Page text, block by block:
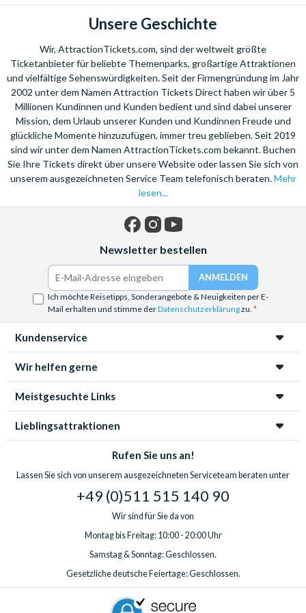
Unsere Geschichte
Wir, AttractionTickets.com, sind der weltweit größte
Ticketanbieter für beliebte Themenparks, großartige Attraktionen
und vielfältige Sehenswürdigkeiten. Seit der Firmengründung im Jahr
2002 unter dem Namen Attraction Tickets Direct haben wir über 5
Millionen Kundinnen und Kunden bedient und sind dabei unserer
Mission, dem Urlaub unserer Kunden und Kundinnen Freude und
glückliche Momente hinzuzufügen, immer treu geblieben. Seit 2019
sind wir unter dem Namen AttractionTickets.com bekannt. Buchen
Sie Ihre Tickets direkt über unsere Website oder lassen Sie sich von
unserem ausgezeichneten Service Team telefonisch beraten.Mehr
lesen...
Newsletter bestellen
Ich möchte Reisetipps, Sonderangebote & Neuigkeiten per E-
Mail erhalten und stimme derDatenschutzerklärungzu.
Kundenservice
Wir helfen gerne
Meistgesuchte Links
Lieblingsattraktionen
Rufen Sie uns an!
Lassen Sie sich von unserem ausgezeichneten Serviceteam beraten unter
+49 (0)511 515 140 90
Wir sind für Sie da von
Montag bis Freitag: 10:00 - 20:00 Uhr
Samstag & Sonntag: Geschlossen.
Gesetzliche deutsche Feiertage: Geschlossen.